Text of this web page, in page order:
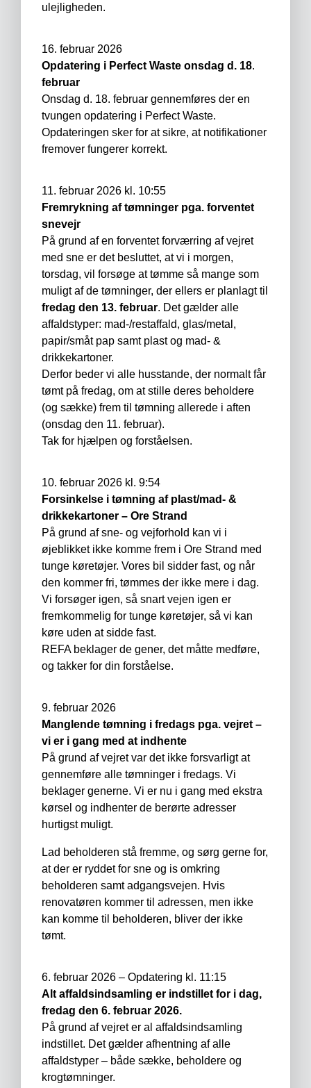
ulejligheden.
16. februar 2026
Opdatering i Perfect Waste onsdag d. 18.
februar
Onsdag d. 18. februar gennemføres der en
tvungen opdatering i Perfect Waste.
Opdateringen sker for at sikre, at notifikationer
fremover fungerer korrekt.
11. februar 2026 kl. 10:55
Fremrykning af tømninger pga. forventet
snevejr
På grund af en forventet forværring af vejret
med sne er det besluttet, at vi i morgen,
torsdag, vil forsøge at tømme så mange som
muligt af de tømninger, der ellers er planlagt til
fredag den 13. februar. Det gælder alle
affaldstyper: mad-/restaffald, glas/metal,
papir/småt pap samt plast og mad- &
drikkekartoner.
Derfor beder vi alle husstande, der normalt får
tømt på fredag, om at stille deres beholdere
(og sække) frem til tømning allerede i aften
(onsdag den 11. februar).
Tak for hjælpen og forståelsen.
10. februar 2026 kl. 9:54
Forsinkelse i tømning af plast/mad- &
drikkekartoner – Ore Strand
På grund af sne- og vejforhold kan vi i
øjeblikket ikke komme frem i Ore Strand med
tunge køretøjer. Vores bil sidder fast, og når
den kommer fri, tømmes der ikke mere i dag.
Vi forsøger igen, så snart vejen igen er
fremkommelig for tunge køretøjer, så vi kan
køre uden at sidde fast.
REFA beklager de gener, det måtte medføre,
og takker for din forståelse.
9. februar 2026
Manglende tømning i fredags pga. vejret –
vi er i gang med at indhente
På grund af vejret var det ikke forsvarligt at
gennemføre alle tømninger i fredags. Vi
beklager generne. Vi er nu i gang med ekstra
kørsel og indhenter de berørte adresser
hurtigst muligt.
Lad beholderen stå fremme, og sørg gerne for,
at der er ryddet for sne og is omkring
beholderen samt adgangsvejen. Hvis
renovatøren kommer til adressen, men ikke
kan komme til beholderen, bliver der ikke
tømt.
6. februar 2026 – Opdatering kl. 11:15
Alt affaldsindsamling er indstillet for i dag,
fredag den 6. februar 2026.
På grund af vejret er al affaldsindsamling
indstillet. Det gælder afhentning af alle
affaldstyper – både sække, beholdere og
krogtømninger.